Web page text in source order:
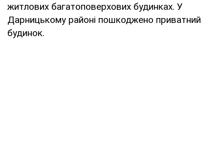
житлових багатоповерхових будинках. У
Дарницькому районі пошкоджено приватний
будинок.